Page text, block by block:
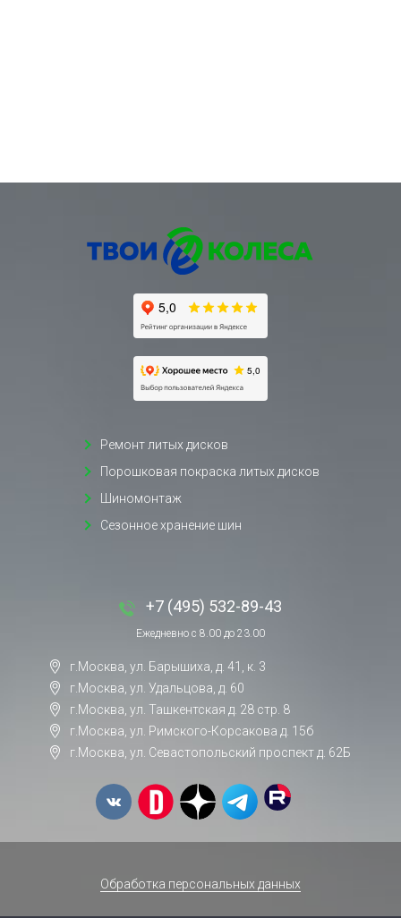
Ремонт литых дисков
Порошковая покраска литых дисков
Шиномонтаж
Сезонное хранение шин
+7 (495) 532-89-43
Ежедневно с 8.00 до 23.00
г.Москва, ул. Барышиха, д. 41, к. 3
г.Москва, ул. Удальцова, д. 60
г.Москва, ул. Ташкентская д. 28 стр. 8
г.Москва, ул. Римского-Корсакова д. 15б
г.Москва, ул. Севастопольский проспект д. 62Б
Обработка персональных данных